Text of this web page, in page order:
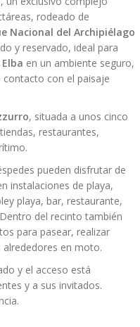
rodeado de
Nacional del Archipiélago
y reservado, ideal para
en un ambiente seguro,
con el paisaje
, situada a unos cinco
restaurantes,
pueden disfrutar de
instalaciones de playa,
playa, bar, restaurante,
del recinto también
para pasear, realizar
en moto.
y el acceso está
y a sus invitados.